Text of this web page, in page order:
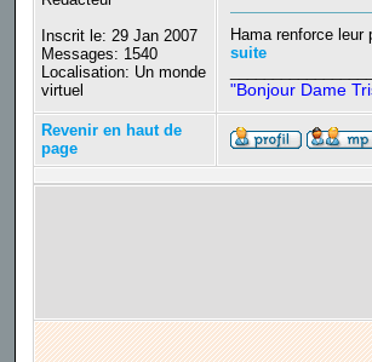
Inscrit le: 29 Jan 2007
Messages: 1540
Localisation: Un monde
virtuel
Hama renforce
suite
"Bonjour Dame
Revenir en haut de
page